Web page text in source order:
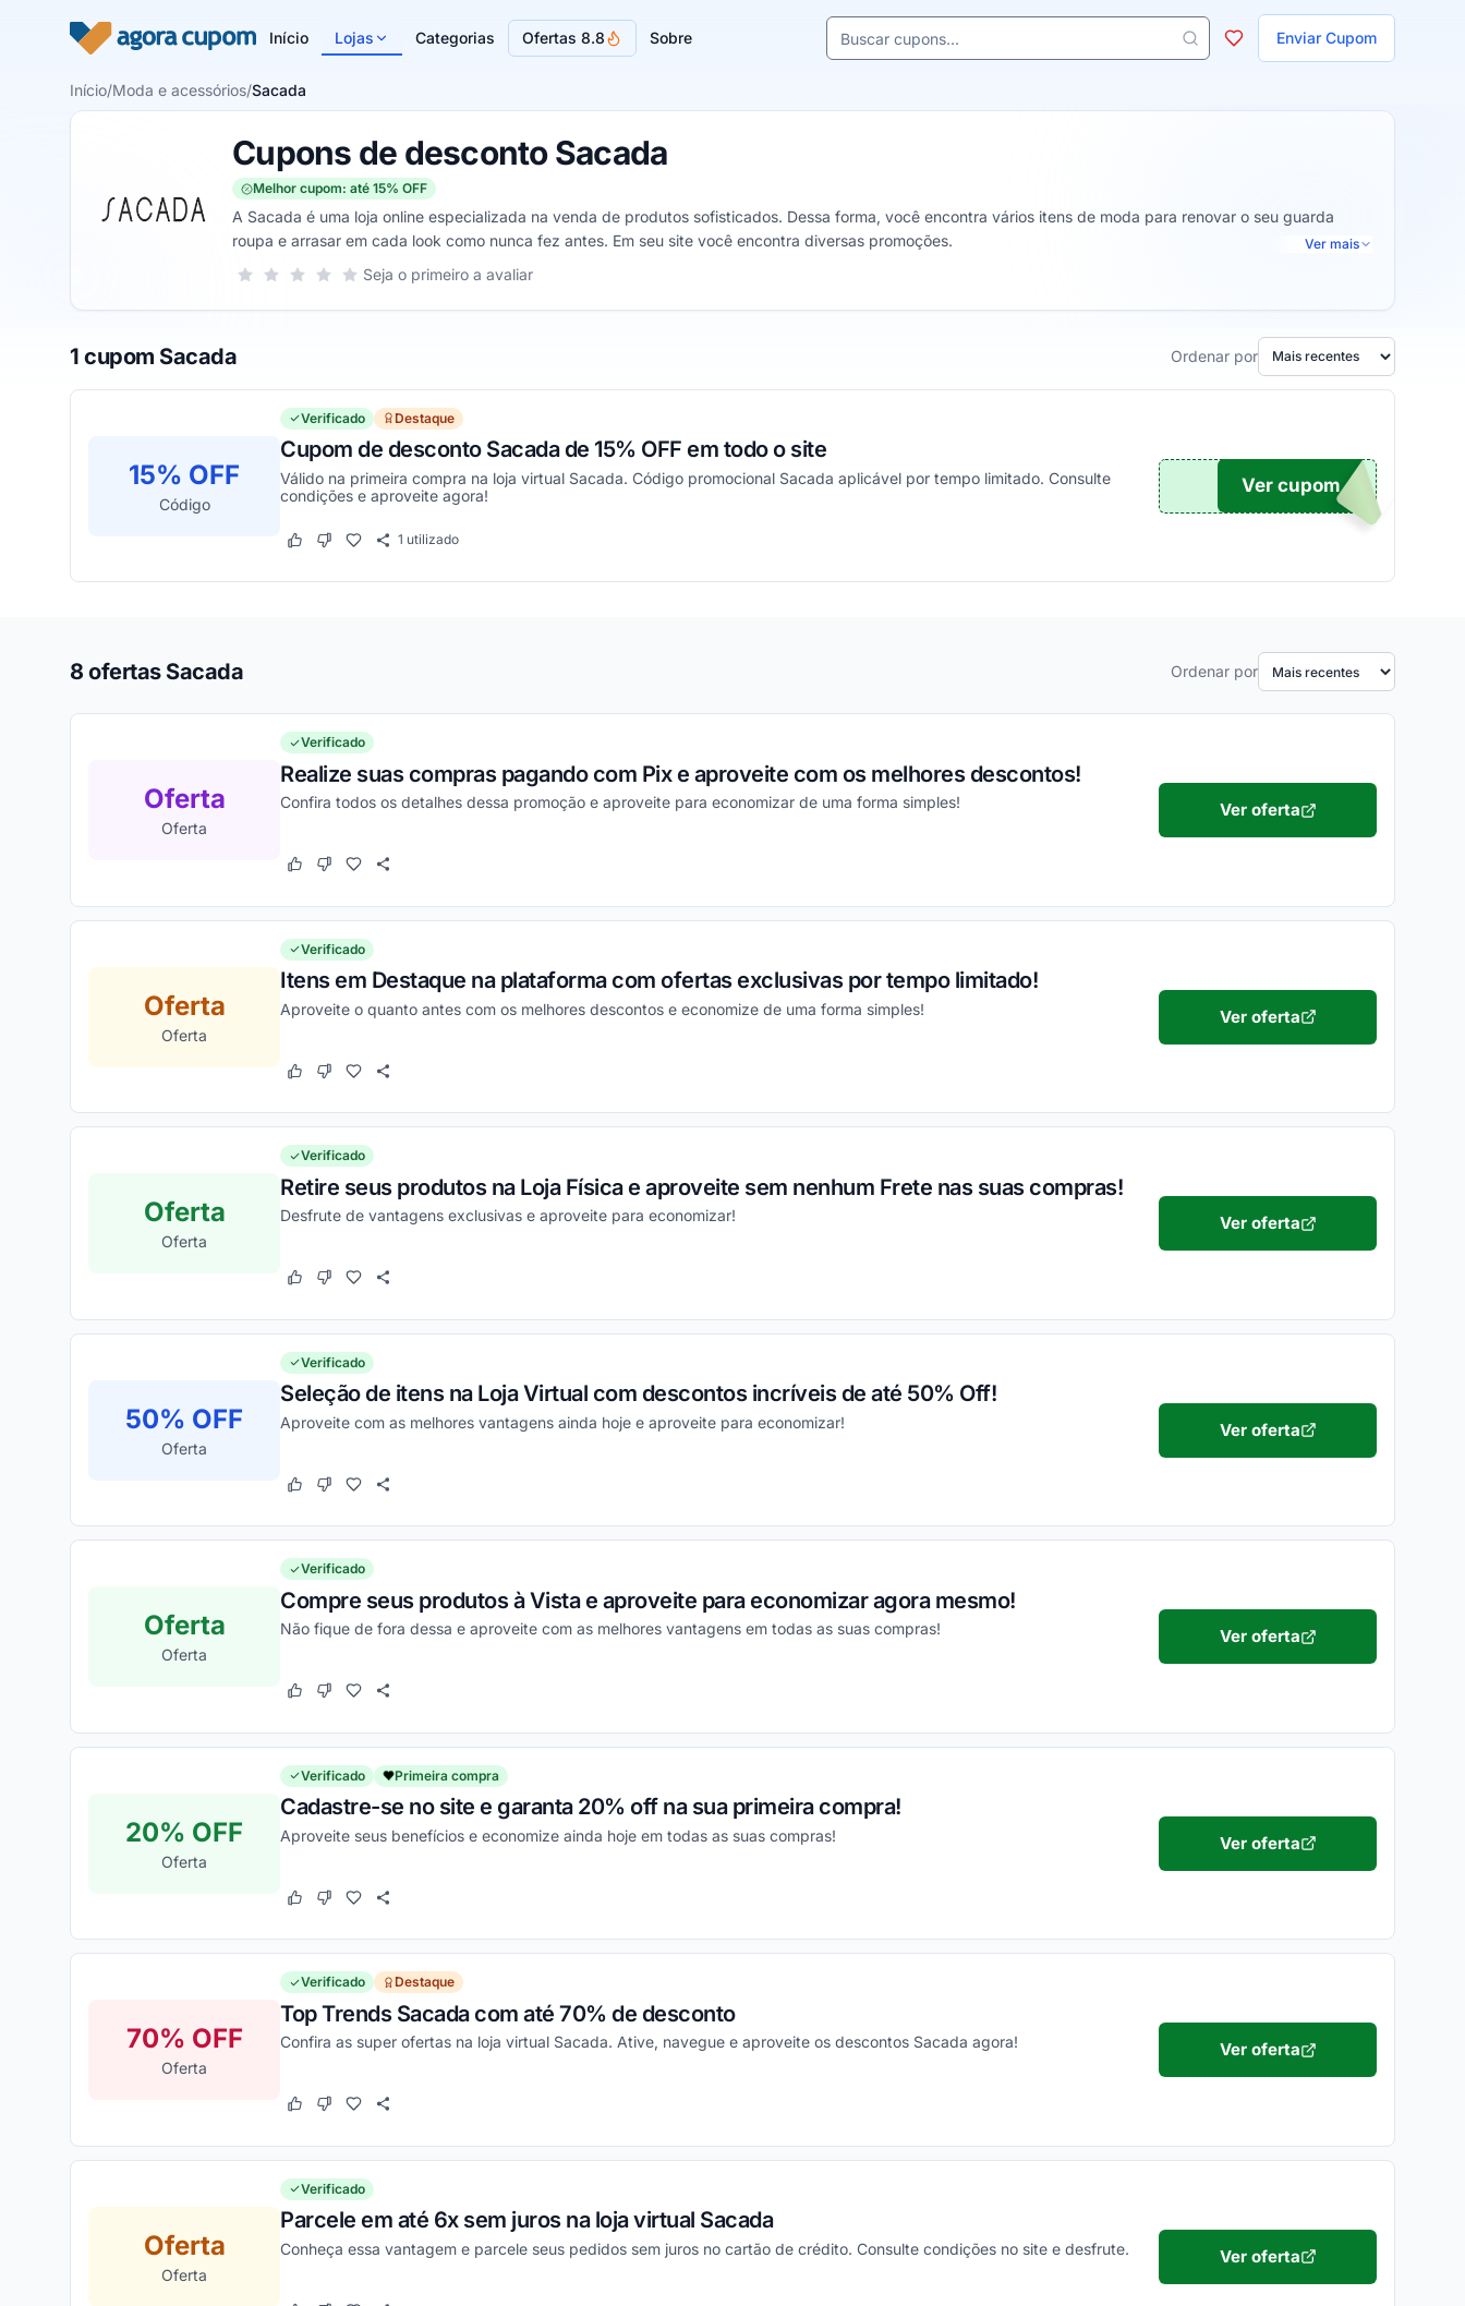
Início Lojas Categorias Ofertas 8.8 Sobre Enviar Cupom
Buscar cupons e lojas
Início/Moda e acessórios/Sacada
Cupons de desconto Sacada
Melhor cupom: até 15% OFF
A Sacada é uma loja online especializada na venda de produtos sofisticados. Dessa forma, você encontra vários itens de moda para renovar o seu guarda
roupa e arrasar em cada look como nunca fez antes. Em seu site você encontra diversas promoções.
Ver mais
Sua nota para Sacada, de 1 a 5 estrelas
5 estrelas
4 estrelas
3 estrelas
2 estrelas
1 estrela Seja o primeiro a avaliar
1 cupom Sacada Ordenar por
15% OFF
Código
Verificado Destaque
Cupom de desconto Sacada de 15% OFF em todo o site
Válido na primeira compra na loja virtual Sacada. Código promocional Sacada aplicável por tempo limitado. Consulte
condições e aproveite agora!
Este cupom funcionou
Este cupom não funcionou
1 utilizado
E15
Ver cupom
8 ofertas Sacada Ordenar por
Oferta
Oferta
Verificado
Realize suas compras pagando com Pix e aproveite com os melhores descontos!
Confira todos os detalhes dessa promoção e aproveite para economizar de uma forma simples!
Este cupom funcionou
Este cupom não funcionou
Ver oferta
Oferta
Oferta
Verificado
Itens em Destaque na plataforma com ofertas exclusivas por tempo limitado!
Aproveite o quanto antes com os melhores descontos e economize de uma forma simples!
Este cupom funcionou
Este cupom não funcionou
Ver oferta
Oferta
Oferta
Verificado
Retire seus produtos na Loja Física e aproveite sem nenhum Frete nas suas compras!
Desfrute de vantagens exclusivas e aproveite para economizar!
Este cupom funcionou
Este cupom não funcionou
Ver oferta
50% OFF
Oferta
Verificado
Seleção de itens na Loja Virtual com descontos incríveis de até 50% Off!
Aproveite com as melhores vantagens ainda hoje e aproveite para economizar!
Este cupom funcionou
Este cupom não funcionou
Ver oferta
Oferta
Oferta
Verificado
Compre seus produtos à Vista e aproveite para economizar agora mesmo!
Não fique de fora dessa e aproveite com as melhores vantagens em todas as suas compras!
Este cupom funcionou
Este cupom não funcionou
Ver oferta
20% OFF
Oferta
Verificado Primeira compra
Cadastre-se no site e garanta 20% off na sua primeira compra!
Aproveite seus benefícios e economize ainda hoje em todas as suas compras!
Este cupom funcionou
Este cupom não funcionou
Ver oferta
70% OFF
Oferta
Verificado Destaque
Top Trends Sacada com até 70% de desconto
Confira as super ofertas na loja virtual Sacada. Ative, navegue e aproveite os descontos Sacada agora!
Este cupom funcionou
Este cupom não funcionou
Ver oferta
Oferta
Oferta
Verificado
Parcele em até 6x sem juros na loja virtual Sacada
Conheça essa vantagem e parcele seus pedidos sem juros no cartão de crédito. Consulte condições no site e desfrute. Ver oferta